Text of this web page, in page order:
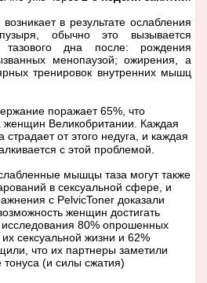
в результате ослабления
обычно это вызывается
дна после: рождения
менопаузой; ожирения, а
тренировок внутренних мышц
поражает 65%, что
женщин Великобритании. Каждая
от этого недуга, и каждая
с этой проблемой.
мышцы таза могут также
в сексуальной сфере, и
с PelvicToner доказали
женщин достигать
80% опрошенных
сексуальной жизни и 62%
что их партнеры заметили
(и силы сжатия)